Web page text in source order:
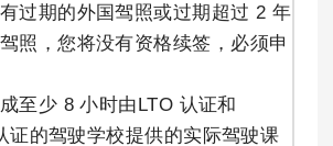
过期的外国驾照或过期超过 2 年
照，您将没有资格续签，必须申
至少 8 小时由LTO 认证和
证的驾驶学校提供的实际驾驶课